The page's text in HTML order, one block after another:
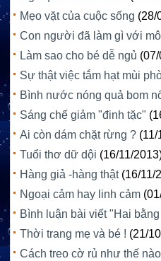
Mẹo vặt của cuộc sống (28/
Con người đã làm gì với
Làm sao cho bé dễ ngủ
Sự thật việc tắm hạt mùi
Bình nước nóng quả bom
Sáng chế giảm "đinh tặc"
Ai còn dám chặt rừng ? (11/
Tuổi thơ dữ dội (16/11/
Hàng giả -hàng thật (16/11/
Ngoại cảm hay linh cảm
Bình luận bài viết "Hai
Thời trang mẹ và bé ! (21/
Cách treo cờ rủ như thế